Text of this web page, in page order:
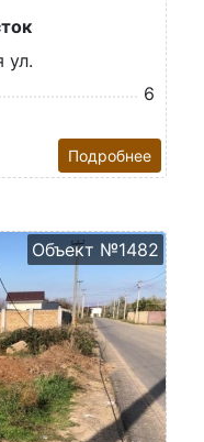
ул.
6
Подробнее
Объект №1482